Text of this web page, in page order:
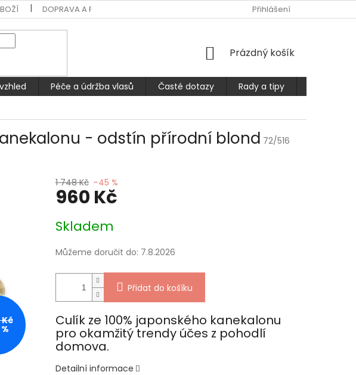
DOPRAVA A PLATBA OBCHODNÍ PODMÍNKY
Přihlášení
NÁKUPNÍ
Prázdný košík
Péče a údržba vlasů Časté dotazy Rady a tipy
- odstín přírodní blond 72/516
Kč
1 748 Kč –45 %
960 Kč
cena:
Skladem
Můžeme doručit do: 7.8.2026
Přidat do košíku
Culík ze 100% japonského kanekalonu
pro okamžitý trendy účes z pohodlí
domova.
Detailní informace